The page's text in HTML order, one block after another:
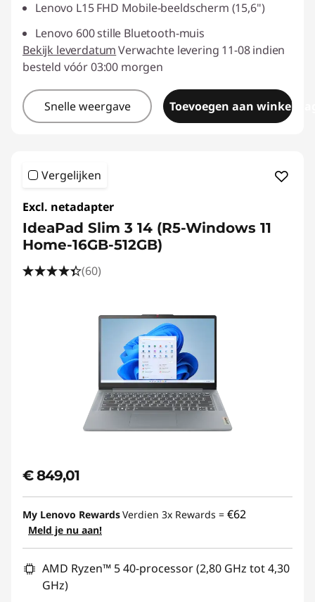
Lenovo L15 FHD Mobile-beeldscherm (15,6")
Lenovo 600 stille Bluetooth-muis
Bekijk leverdatumVerwachte levering 11-08 indien
besteld vóór 03:00 morgen
Snelle weergave Toevoegen aan
Vergelijken
Excl. netadapter
IdeaPad Slim 3 14 (R5-Windows 11
Home-16GB-512GB)
(60)
€ 849,01
My Lenovo RewardsVerdien 3x Rewards = €62
Meld je nu aan!
AMD Ryzen™ 5 40-processor (2,80 GHz tot 4,30
GHz)